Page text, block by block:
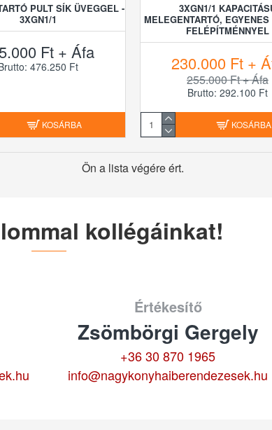
PULT SÍK ÜVEGGEL -
3XGN1/1
Ft + Áfa
476.250 Ft
KOSÁRBA
3XGN1/1
MELEGENTARTÓ,
FELÉPÍTMÉNNYEL
230.000 Ft +
255.000 Ft + Áfa
Brutto: 292.100 Ft
KOSÁRBA
Ön a lista végére ért.
kollégáinkat!
Értékesítő
Zsömbörgi Gergely
+36 30 870 1965
info@nagykonyhaiberendezesek.hu